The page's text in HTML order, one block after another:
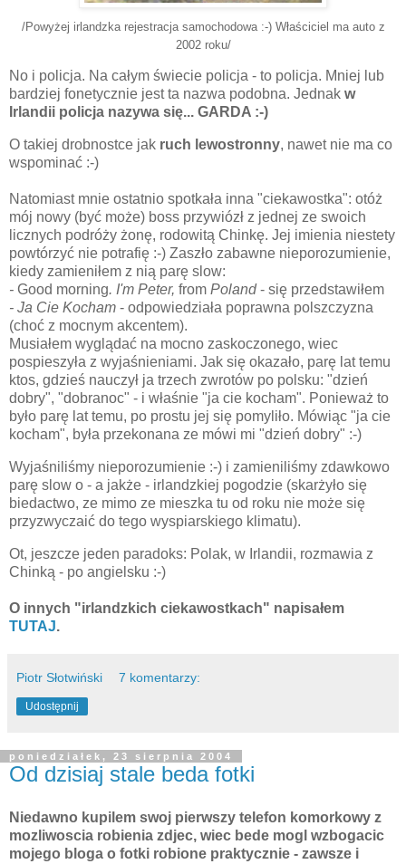
/Powyżej irlandzka rejestracja samochodowa :-) Właściciel ma auto z
2002 roku/
No i policja. Na całym świecie policja - to policja. Mniej lub
bardziej fonetycznie jest ta nazwa podobna. Jednak w
Irlandii policja nazywa się... GARDA :-)
O takiej drobnostce jak ruch lewostronny, nawet nie ma co
wspominać :-)
Natomiast mnie ostatnio spotkała inna "ciekawostka": otóż
mój nowy (być może) boss przywiózł z jednej ze swoich
licznych podróży żonę, rodowitą Chinkę. Jej imienia niestety
powtórzyć nie potrafię :-) Zaszło zabawne nieporozumienie,
kiedy zamieniłem z nią parę slow:
- Good morning. I'm Peter, from Poland- się przedstawiłem
- Ja Cie Kocham - odpowiedziała poprawna polszczyzna
(choć z mocnym akcentem).
Musiałem wyglądać na mocno zaskoczonego, wiec
pospieszyła z wyjaśnieniami. Jak się okazało, parę lat temu
ktos, gdzieś nauczył ja trzech zwrotów po polsku: "dzień
dobry", "dobranoc" - i właśnie "ja cie kocham". Ponieważ to
było parę lat temu, po prostu jej się pomyliło. Mówiąc "ja cie
kocham", była przekonana ze mówi mi "dzień dobry" :-)
Wyjaśniliśmy nieporozumienie :-) i zamieniliśmy zdawkowo
parę slow o - a jakże - irlandzkiej pogodzie (skarżyło się
biedactwo, ze mimo ze mieszka tu od roku nie może się
przyzwyczaić do tego wyspiarskiego klimatu).
Ot, jeszcze jeden paradoks: Polak, w Irlandii, rozmawia z
Chinką - po angielsku :-)
O innych "irlandzkich ciekawostkach" napisałem
TUTAJ.
Piotr Słotwiński 7 komentarzy:
Udostępnij
poniedziałek, 23 sierpnia 2004
Od dzisiaj stale beda fotki
Niedawno kupilem swoj pierwszy telefon komorkowy z
mozliwoscia robienia zdjec, wiec bede mogl wzbogacic
mojego bloga o fotki robione praktycznie - zawsze i